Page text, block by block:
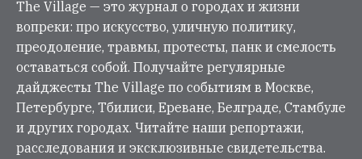
The Village — это журнал о городах и жизни
вопреки: про искусство, уличную политику,
преодоление, травмы, протесты, панк и смелость
оставаться собой. Получайте регулярные
дайджесты The Village по событиям в Москве,
Петербурге, Тбилиси, Ереване, Белграде, Стамбуле
и других городах. Читайте наши репортажи,
расследования и эксклюзивные свидетельства.